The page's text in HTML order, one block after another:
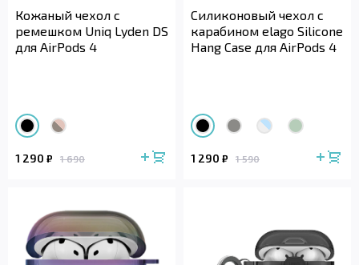
Кожаный чехол с
ремешком Uniq Lyden DS
для AirPods 4
1 290 ₽ 1 690
Силиконовый чехол с
карабином elago Silicone
Hang Case для AirPods 4
1 290 ₽ 1 590